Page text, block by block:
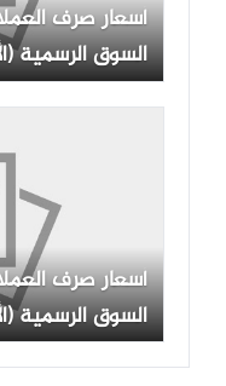
أسعار صرف
السوق الرسمية (الأحد 9
أسعار صرف
السوق الرسمية (الأحد 9